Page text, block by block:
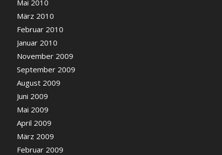
Mai 2010
März 2010
Februar 2010
Januar 2010
November 2009
September 2009
August 2009
Juni 2009
Mai 2009
April 2009
März 2009
Februar 2009